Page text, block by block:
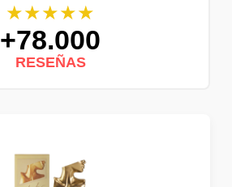
★★★★★
+78.000
RESEÑAS